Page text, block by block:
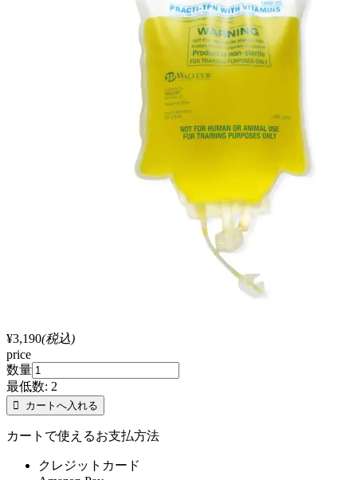
¥3,190(税込)
price
数量
最低数: 2
カートで使えるお支払方法
クレジットカード